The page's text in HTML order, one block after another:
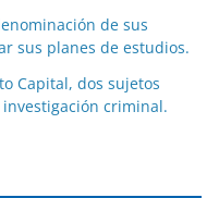
de sus
sus planes de estudios.
Capital, dos sujetos
criminal.